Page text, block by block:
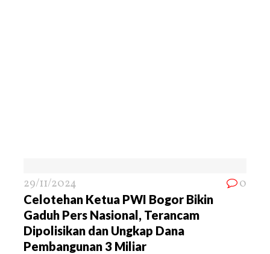
29/11/2024 0
Celotehan Ketua PWI Bogor Bikin
Gaduh Pers Nasional, Terancam
Dipolisikan dan Ungkap Dana
Pembangunan 3 Miliar